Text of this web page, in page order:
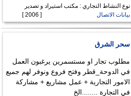
نوع النشاط التجاري : مكتب استيراد و تصدير
بيانات الاتصال
[ 2006 ]
سحر الشرق
مطلوب تجار او مستسمرين يرغبون العمل
في الدوحة_قطر وفتح فروع ونوفر لهم جميع
الامور التجارية + عمل مشاريع + مشاركة
في التجارة ........الخ